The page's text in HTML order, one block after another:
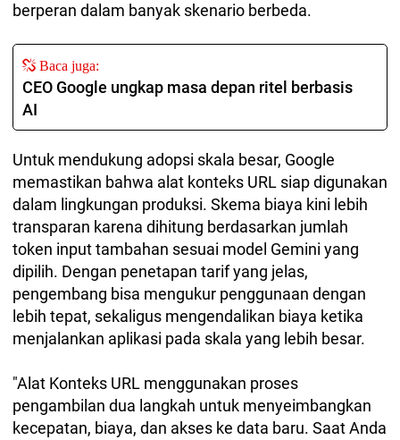
berperan dalam banyak skenario berbeda.
Baca juga:
CEO Google ungkap masa depan ritel berbasis
AI
Untuk mendukung adopsi skala besar, Google
memastikan bahwa alat konteks URL siap digunakan
dalam lingkungan produksi. Skema biaya kini lebih
transparan karena dihitung berdasarkan jumlah
token input tambahan sesuai model Gemini yang
dipilih. Dengan penetapan tarif yang jelas,
pengembang bisa mengukur penggunaan dengan
lebih tepat, sekaligus mengendalikan biaya ketika
menjalankan aplikasi pada skala yang lebih besar.
"Alat Konteks URL menggunakan proses
pengambilan dua langkah untuk menyeimbangkan
kecepatan, biaya, dan akses ke data baru. Saat Anda